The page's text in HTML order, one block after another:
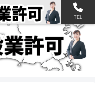
【新規・更新・経審】
TEL